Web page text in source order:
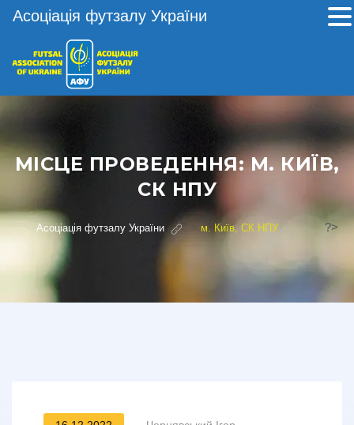
МІСЦЕ ПРОВЕДЕННЯ:М. КИЇВ,
СК НПУ
Асоціація футзалу України > м. Київ, СК НПУ ?>
Асоціація футзалу України